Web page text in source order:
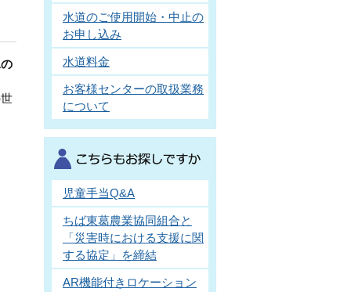
水道のご使用開始・中止の
お申し込み
水道料金
お客様センターの取扱業務
について
児童手当Q&A
ちば東葛農業協同組合と
「災害時における支援に関
する協定」を締結
AR機能付きロケーション